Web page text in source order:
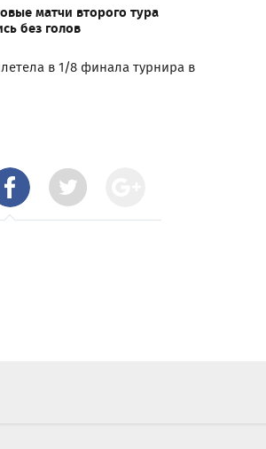
матчи второго тура
без голов
в 1/8 финала турнира в